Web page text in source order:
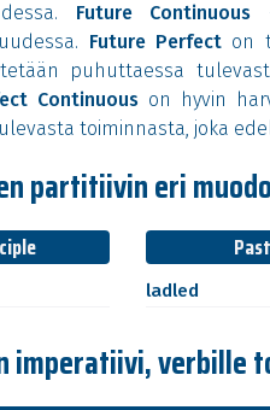
Future Continuous
Future Perfecton
puhuttaessa
Continuous on hyvin
toiminnasta, joka
partitiivin eri
ladled
imperatiivi, verbille